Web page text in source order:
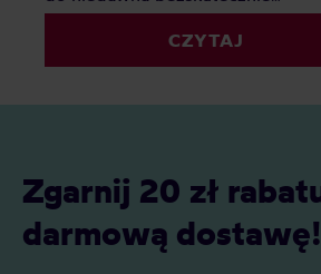
poszukiwali ciekawej alternatywy
mlecznych kaw. Matcha to jednak
wiele więcej – jak prawdziwa
CZYTAJ
Zgarnij 20 zł
darmową dostawę!